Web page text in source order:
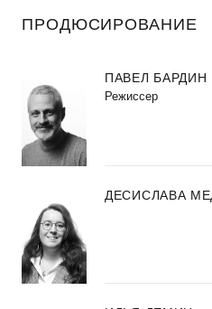
ПРОДЮСИРОВАНИЕ
ПАВЕЛ БАРДИН
Режиссер
ДЕСИСЛАВА